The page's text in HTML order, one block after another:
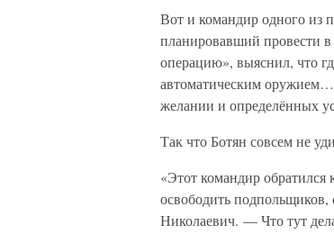
Вот и командир одного из
планировавший провести
операцию», выяснил, что
автоматическим оружием…
желании и определённых
Так что Ботян совсем не
«Этот командир
освободить
Николаевич. — Что тут